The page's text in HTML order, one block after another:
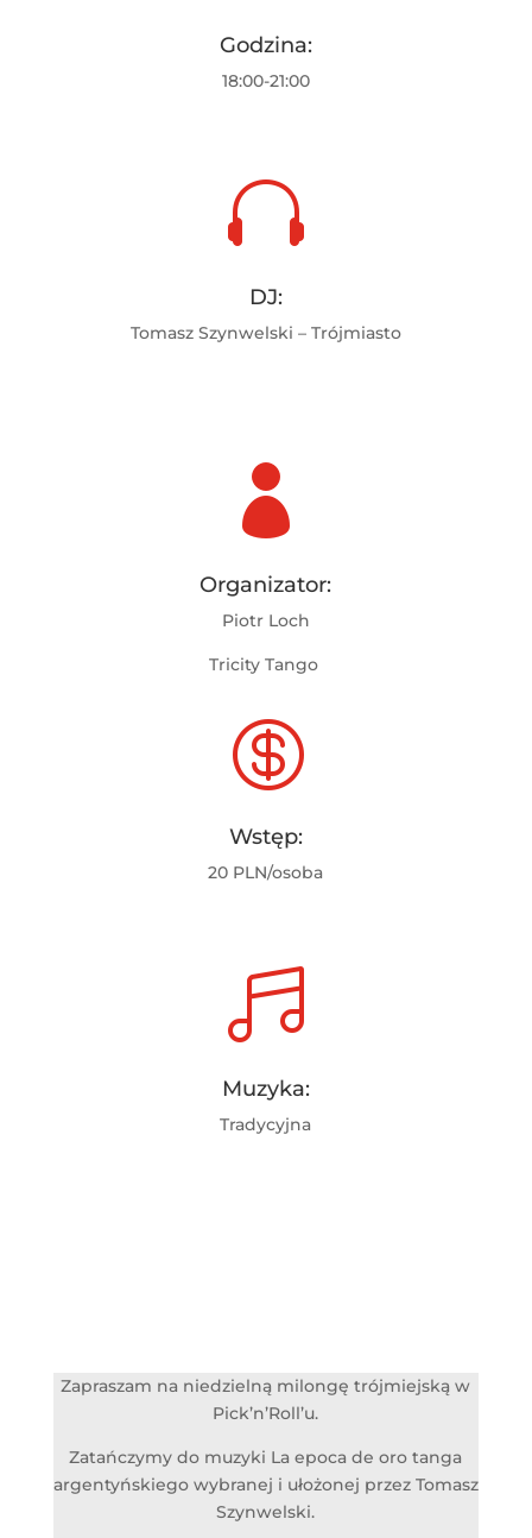
Godzina:
18:00-21:00

DJ:
Tomasz Szynwelski – Trójmiasto

Organizator:
Piotr Loch
Tricity Tango

Wstęp:
20 PLN/osoba

Muzyka:
Tradycyjna
Zapraszam na niedzielną milongę trójmiejską w
Pick’n’Roll’u.
Zatańczymy do muzyki La epoca de oro tanga
argentyńskiego wybranej i ułożonej przez Tomasz
Szynwelski.